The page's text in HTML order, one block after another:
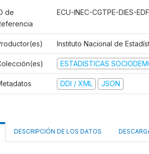
de
ECU-INEC-CGTPE-DIES-
Instituto Nacional de
ESTADISTICAS
DDI / XML JSON
DESCRIPCIÓN DE LOS DATOS